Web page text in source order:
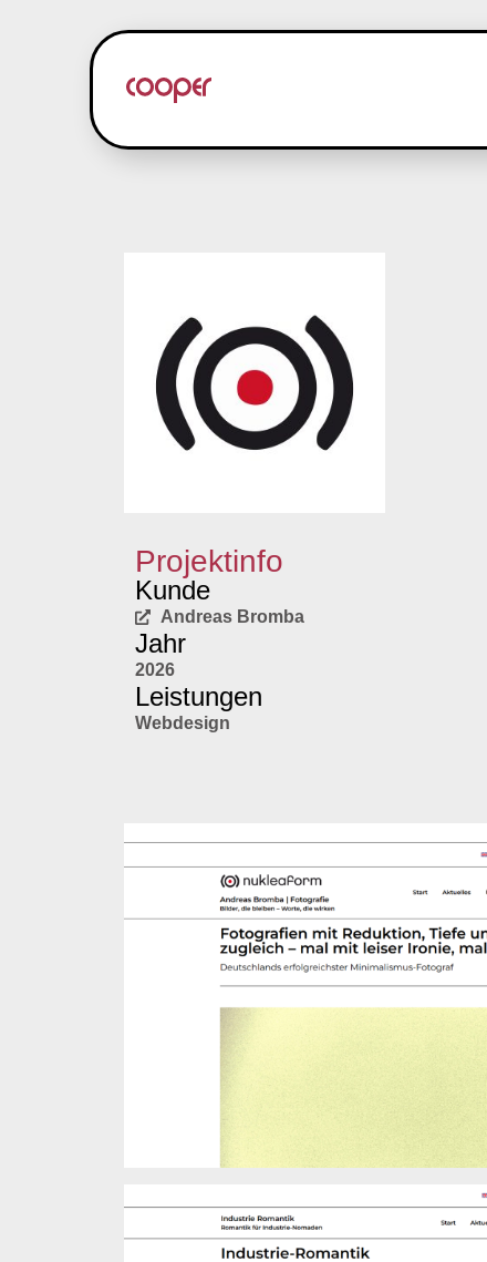
Projektinfo
Kunde
Andreas Bromba
Jahr
2026
Leistungen
Webdesign